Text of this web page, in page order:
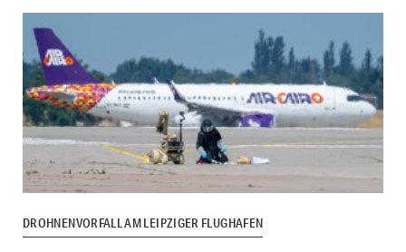
DROHNENVORFALL AM LEIPZIGER FLUGHAFEN